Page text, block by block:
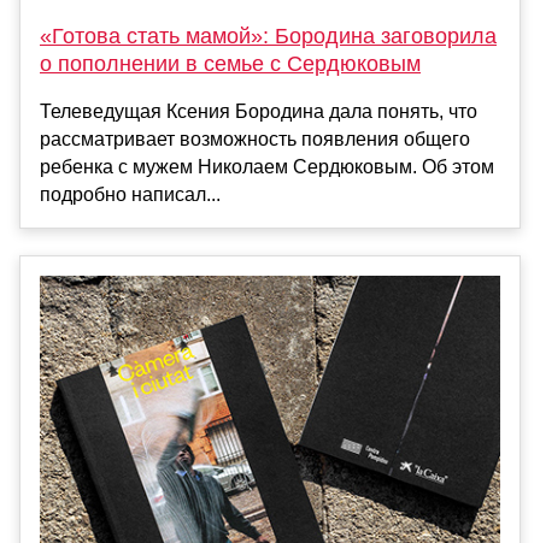
«Готова стать мамой»: Бородина заговорила
о пополнении в семье с Сердюковым
Телеведущая Ксения Бородина дала понять, что
рассматривает возможность появления общего
ребенка с мужем Николаем Сердюковым. Об этом
подробно написал...